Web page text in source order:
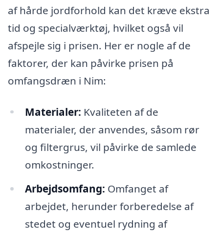
af hårde jordforhold kan det kræve ekstra
tid og specialværktøj, hvilket også vil
afspejle sig i prisen. Her er nogle af de
faktorer, der kan påvirke prisen på
omfangsdræn i Nim:
Materialer: Kvaliteten af de
materialer, der anvendes, såsom rør
og filtergrus, vil påvirke de samlede
omkostninger.
Arbejdsomfang: Omfanget af
arbejdet, herunder forberedelse af
stedet og eventuel rydning af